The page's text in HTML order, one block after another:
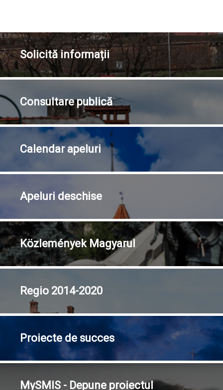
Solicităinformații
Consultarepublică
Calendar apeluri
Apeluri deschise
Közlemények Magyarul
Regio 2014-2020
Proiectede succes
MySMIS - Depune proiectul